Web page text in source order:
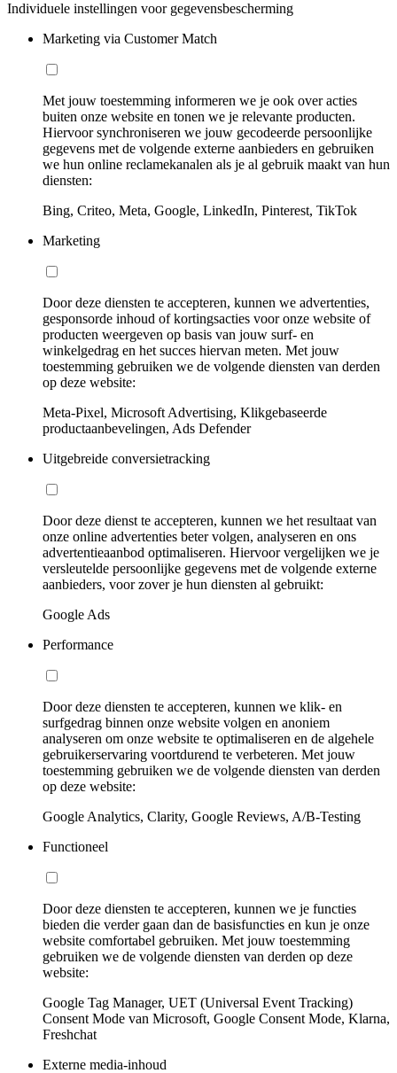
Individuele instellingen voor gegevensbescherming
Marketing via Customer Match
Met jouw toestemming informeren we je ook over acties
buiten onze website en tonen we je relevante producten.
Hiervoor synchroniseren we jouw gecodeerde persoonlijke
gegevens met de volgende externe aanbieders en gebruiken
we hun online reclamekanalen als je al gebruik maakt van hun
diensten:
Bing, Criteo, Meta, Google, LinkedIn, Pinterest, TikTok
Marketing
Door deze diensten te accepteren, kunnen we advertenties,
gesponsorde inhoud of kortingsacties voor onze website of
producten weergeven op basis van jouw surf- en
winkelgedrag en het succes hiervan meten. Met jouw
toestemming gebruiken we de volgende diensten van derden
op deze website:
Meta-Pixel, Microsoft Advertising, Klikgebaseerde
productaanbevelingen, Ads Defender
Uitgebreide conversietracking
Door deze dienst te accepteren, kunnen we het resultaat van
onze online advertenties beter volgen, analyseren en ons
advertentieaanbod optimaliseren. Hiervoor vergelijken we je
versleutelde persoonlijke gegevens met de volgende externe
aanbieders, voor zover je hun diensten al gebruikt:
Google Ads
Performance
Door deze diensten te accepteren, kunnen we klik- en
surfgedrag binnen onze website volgen en anoniem
analyseren om onze website te optimaliseren en de algehele
gebruikerservaring voortdurend te verbeteren. Met jouw
toestemming gebruiken we de volgende diensten van derden
op deze website:
Google Analytics, Clarity, Google Reviews, A/B-Testing
Functioneel
Door deze diensten te accepteren, kunnen we je functies
bieden die verder gaan dan de basisfuncties en kun je onze
website comfortabel gebruiken. Met jouw toestemming
gebruiken we de volgende diensten van derden op deze
website:
Google Tag Manager, UET (Universal Event Tracking)
Consent Mode van Microsoft, Google Consent Mode, Klarna,
Freshchat
Externe media-inhoud